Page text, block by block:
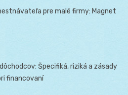
pre malé firmy: Magnet
Špecifiká, riziká a zásady
financovaní